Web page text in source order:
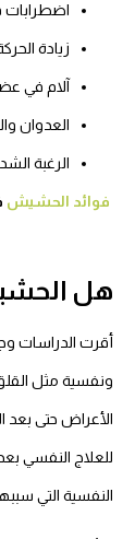
اضطرابات
زيادة
آلام في
العدوان
الرغبة
فوائد الحشيش
هل
أقرت الدراسات
ونفسية مثل
الأعراض حتى
للعلاج النفسي
النفسية التي